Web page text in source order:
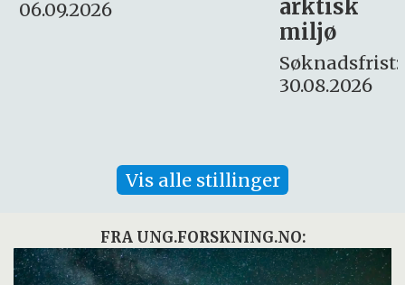
Søknadsfrist:
16. august.
Vis alle stillinger
FRA UNG.FORSKNING.NO: